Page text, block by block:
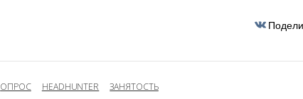
ОПРОС HEADHUNTER ЗАНЯТОСТЬ